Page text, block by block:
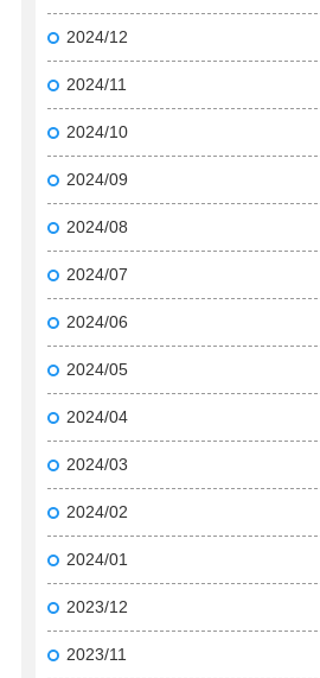
2024/12
2024/11
2024/10
2024/09
2024/08
2024/07
2024/06
2024/05
2024/04
2024/03
2024/02
2024/01
2023/12
2023/11